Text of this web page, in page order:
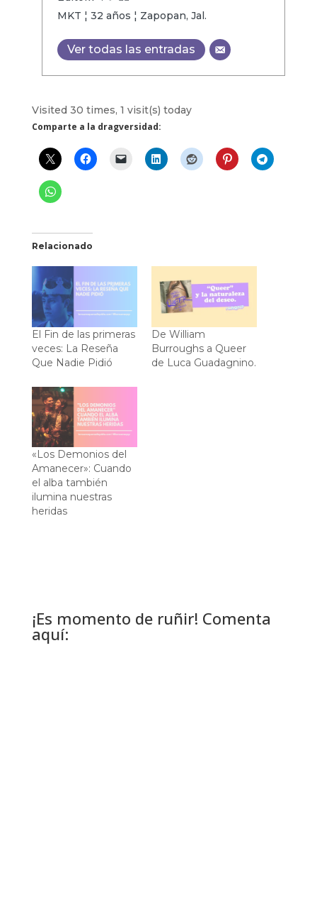
MKT ¦ 32 años ¦ Zapopan, Jal.
Ver todas las entradas
Visited 30 times, 1 visit(s) today
Comparte a la dragversidad:
Relacionado
El Fin de las primeras
veces: La Reseña
Que Nadie Pidió
De William
Burroughs a Queer
de Luca Guadagnino.
«Los Demonios del
Amanecer»: Cuando
el alba también
ilumina nuestras
heridas
¡Es momento de ruñir! Comenta
aquí: